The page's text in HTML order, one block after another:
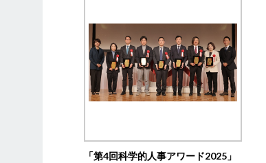
「第4回科学的人事アワード2025」